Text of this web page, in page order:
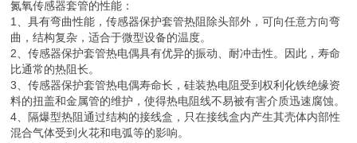
氮氧传感器套管的性能：
1、具有弯曲性能，传感器保护套管热阻除头部外，可向任意方向弯
曲，结构复杂，适合于微型设备的温度。
2、传感器保护套管热电偶具有优异的振动、耐冲击性。因此，寿命
比通常的热阻长。
3、传感器保护套管热电偶寿命长，硅装热电阻受到权利化铁绝缘资
料的扭盖和金属管的维护，使得热电阻线不易被有害介质迅速腐蚀。
4、隔爆型热阻通过结构的接线盒，只在接线盒内产生其壳体内部性
混合气体受到火花和电弧等的影响。